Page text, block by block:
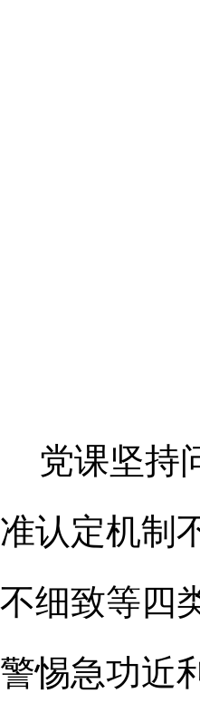
党课坚持
准认定机制
不细致等四
警惕急功近